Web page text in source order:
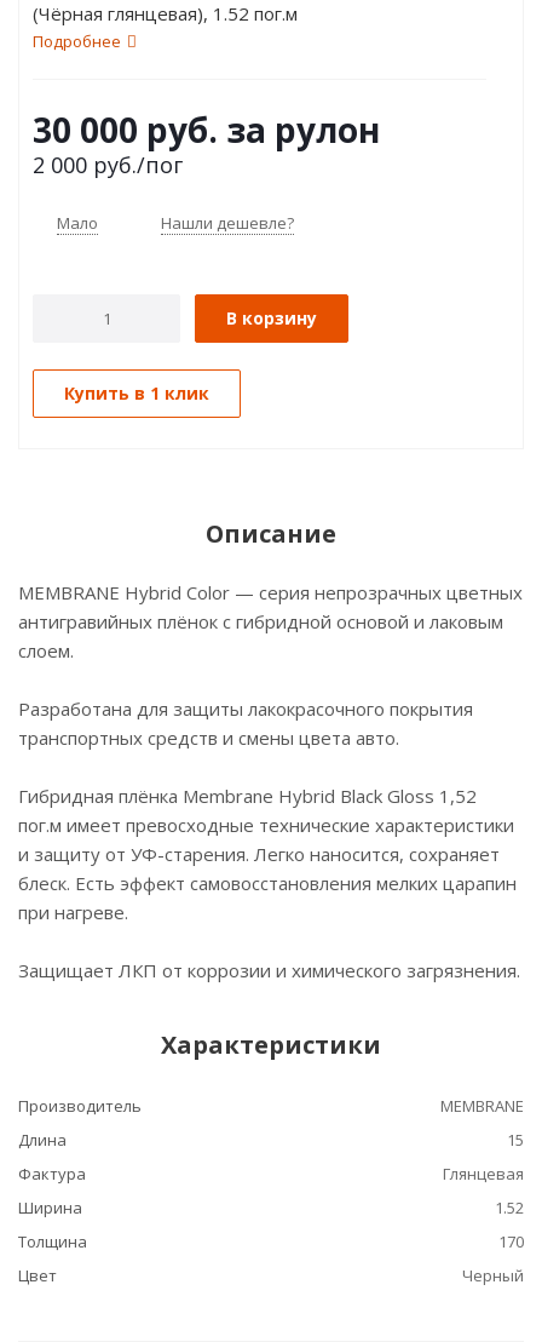
(Чёрная глянцевая), 1.52 пог.м
Подробнее
30 000 руб. за рулон
2 000 руб./пог
Мало Нашли дешевле?
В корзину
Купить в 1 клик
Описание
MEMBRANE Hybrid Color — серия непрозрачных цветных
антигравийных плёнок с гибридной основой и лаковым
слоем.
Разработана для защиты лакокрасочного покрытия
транспортных средств и смены цвета авто.
Гибридная плёнка Membrane Hybrid Black Gloss 1,52
пог.м имеет превосходные технические характеристики
и защиту от УФ-старения. Легко наносится, сохраняет
блеск. Есть эффект самовосстановления мелких царапин
при нагреве.
Защищает ЛКП от коррозии и химического загрязнения.
Характеристики
Производитель
MEMBRANE
Длина
15
Фактура
Глянцевая
Ширина
1.52
Толщина
170
Цвет
Черный